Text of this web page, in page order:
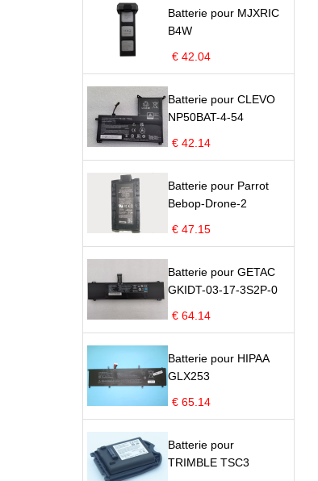
Batterie pour MJXRIC
B4W
€ 42.04
Batterie pour CLEVO
NP50BAT-4-54
€ 42.14
Batterie pour Parrot
Bebop-Drone-2
€ 47.15
Batterie pour GETAC
GKIDT-03-17-3S2P-0
€ 64.14
Batterie pour HIPAA
GLX253
€ 65.14
Batterie pour
TRIMBLE TSC3